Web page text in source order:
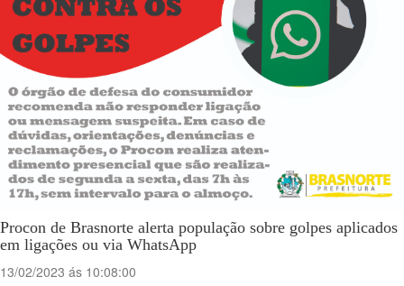
Procon de Brasnorte alerta população sobre golpes aplicados
em ligações ou via WhatsApp
13/02/2023 ás 10:08:00